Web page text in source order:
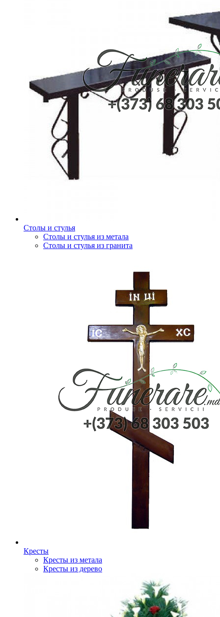
Столы и стулья
Столы и стулья из метала
Столы и стулья из гранита
Кресты
Кресты из метала
Кресты из дерево